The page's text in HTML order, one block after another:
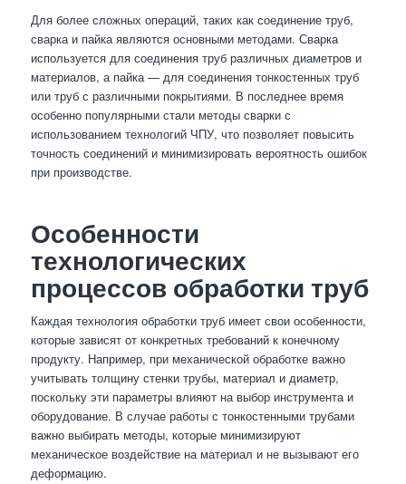
Для более сложных операций, таких как соединение труб,
сварка и пайка являются основными методами. Сварка
используется для соединения труб различных диаметров и
материалов, а пайка — для соединения тонкостенных труб
или труб с различными покрытиями. В последнее время
особенно популярными стали методы сварки с
использованием технологий ЧПУ, что позволяет повысить
точность соединений и минимизировать вероятность ошибок
при производстве.
Особенности
технологических
процессов обработки труб
Каждая технология обработки труб имеет свои особенности,
которые зависят от конкретных требований к конечному
продукту. Например, при механической обработке важно
учитывать толщину стенки трубы, материал и диаметр,
поскольку эти параметры влияют на выбор инструмента и
оборудование. В случае работы с тонкостенными трубами
важно выбирать методы, которые минимизируют
механическое воздействие на материал и не вызывают его
деформацию.